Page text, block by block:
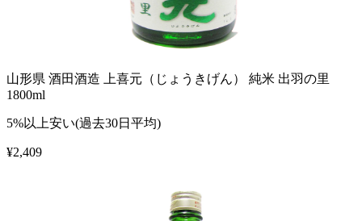
山形県 酒田酒造 上喜元（じょうきげん） 純米 出羽の里
1800ml
5%以上安い(過去30日平均)
¥2,409